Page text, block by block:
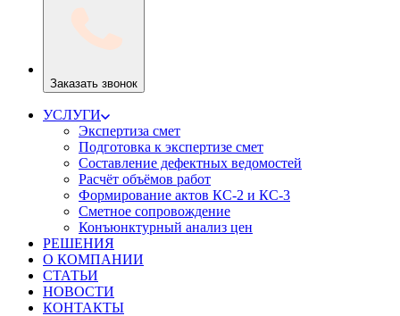
Заказать звонок
УСЛУГИ
Экспертиза смет
Подготовка к экспертизе смет
Составление дефектных ведомостей
Расчёт объёмов работ
Формирование актов КС-2 и КС-3
Сметное сопровождение
Конъюнктурный анализ цен
РЕШЕНИЯ
О КОМПАНИИ
СТАТЬИ
НОВОСТИ
КОНТАКТЫ